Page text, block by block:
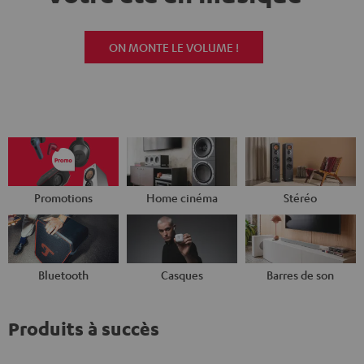
ON MONTE LE VOLUME !
Promotions Home cinéma Stéréo
Bluetooth Casques Barres de son
Produits à succès